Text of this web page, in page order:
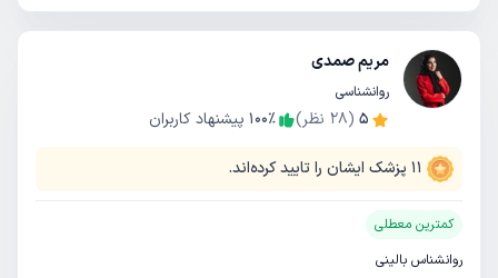
مریم صمدی
روانشناسی
5
(
28 نظر) 100٪ پیشنهاد کاربران
11 پزشک ایشان را تایید کرده‌اند.
کمترین معطلی
روانشناس بالینی